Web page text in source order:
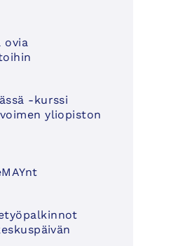
ovia
-kurssi
yliopiston